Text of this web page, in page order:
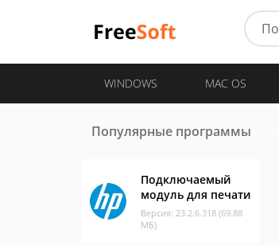
WINDOWS MAC OS
Популярные программы
Подключаемый
модуль для печати
Версия: 23.2.6.318 (69.88
МБ)